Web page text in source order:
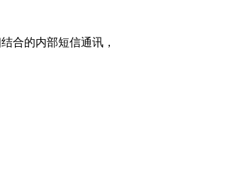
合的内部短信通讯，